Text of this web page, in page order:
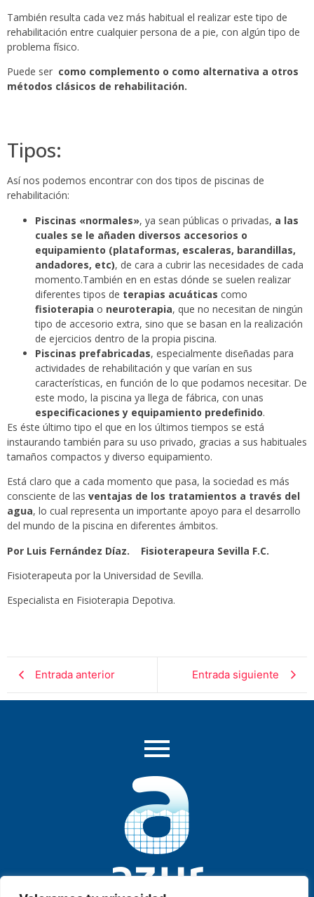
También resulta cada vez más habitual el realizar este tipo de
rehabilitación entre cualquier persona de a pie, con algún tipo de
problema físico.
Puede ser como complemento o como alternativa a otros
métodos clásicos de rehabilitación.
Tipos:
Así nos podemos encontrar con dos tipos de piscinas de
rehabilitación:
Piscinas «normales», ya sean públicas o privadas, a las
cuales se le añaden diversos accesorios o
equipamiento (plataformas, escaleras, barandillas,
andadores, etc), de cara a cubrir las necesidades de cada
momento.También en en estas dónde se suelen realizar
diferentes tipos de terapias acuáticas como
fisioterapia o neuroterapia, que no necesitan de ningún
tipo de accesorio extra, sino que se basan en la realización
de ejercicios dentro de la propia piscina.
Piscinas prefabricadas, especialmente diseñadas para
actividades de rehabilitación y que varían en sus
características, en función de lo que podamos necesitar. De
este modo, la piscina ya llega de fábrica, con unas
especificaciones y equipamiento predefinido.
Es éste último tipo el que en los últimos tiempos se está
instaurando también para su uso privado, gracias a sus habituales
tamaños compactos y diverso equipamiento.
Está claro que a cada momento que pasa, la sociedad es más
consciente de las ventajas de los tratamientos a través del
agua, lo cual representa un importante apoyo para el desarrollo
del mundo de la piscina en diferentes ámbitos.
Por Luis Fernández Díaz. Fisioterapeura Sevilla F.C.
Fisioterapeuta por la Universidad de Sevilla.
Especialista en Fisioterapia Depotiva.
Entrada anterior Entrada siguiente